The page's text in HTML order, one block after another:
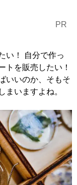
PR
い！ 自分で作っ
トを販売したい！
いいのか、そもそ
まいますよね。